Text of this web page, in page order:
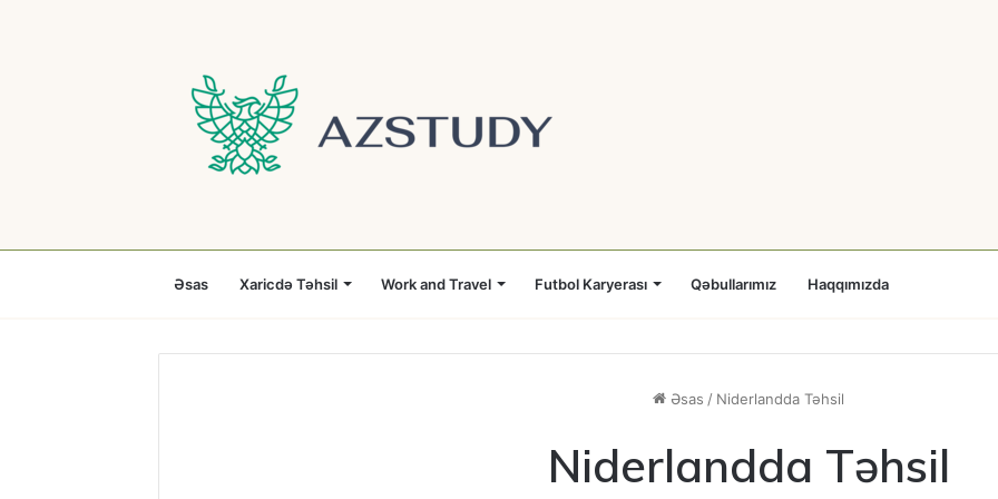
Əsas Xaricdə Təhsil Work and Travel Futbol Karyerası Qəbullarımız Haqqımızda
Əsas / Niderlandda Təhsil
Niderlandda Təhsil